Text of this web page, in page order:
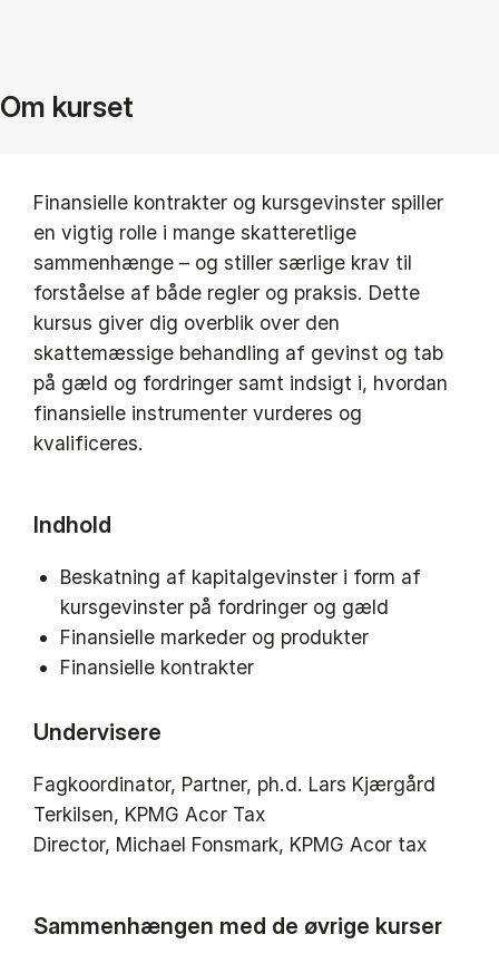
Om kurset
Finansielle kontrakter og kursgevinster spiller
en vigtig rolle i mange skatteretlige
sammenhænge – og stiller særlige krav til
forståelse af både regler og praksis. Dette
kursus giver dig overblik over den
skattemæssige behandling af gevinst og tab
på gæld og fordringer samt indsigt i, hvordan
finansielle instrumenter vurderes og
kvalificeres.
Indhold
Beskatning af kapitalgevinster i form af
kursgevinster på fordringer og gæld
Finansielle markeder og produkter
Finansielle kontrakter
Undervisere
Fagkoordinator, Partner, ph.d. Lars Kjærgård
Terkilsen, KPMG Acor Tax
Director, Michael Fonsmark, KPMG Acor tax
Sammenhængen med de øvrige kurser